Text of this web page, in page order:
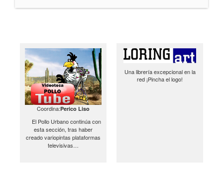
Coordina:Perico Liso
El Pollo Urbano continúa con
esta sección, tras haber
creado variopintas plataformas
televisivas…
Una librería excepcional en la
red ¡Pincha el logo!